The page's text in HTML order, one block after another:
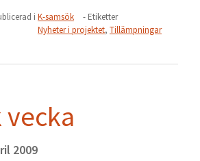
i K-samsök
- Etiketter
Nyheter i projektet, Tillämpningar
2009